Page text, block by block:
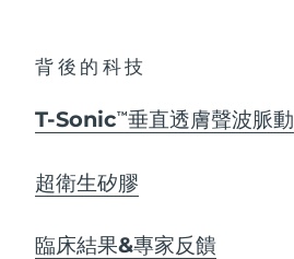
背後的科技
T-SonicTM 垂直透膚聲波脈動
超衛生矽膠
臨床結果&專家反饋